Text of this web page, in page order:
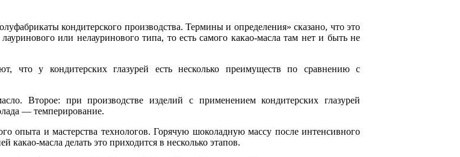
кондитерского производства. Термины и определения» сказано, что это
или нелауринового типа, то есть самого какао-масла там нет и быть не
что у кондитерских глазурей есть несколько преимуществ по сравнению с
Второе: при производстве изделий с применением кондитерских глазурей
— темперирование.
опыта и мастерства технологов. Горячую шоколадную массу после интенсивного
масла делать это приходится в несколько этапов.